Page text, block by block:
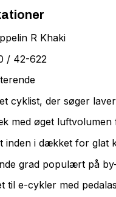
R Khaki
/ 42-622
cyklist, der søger
med øget
inden i dækket for glat
grad populært på
til e-cykler med